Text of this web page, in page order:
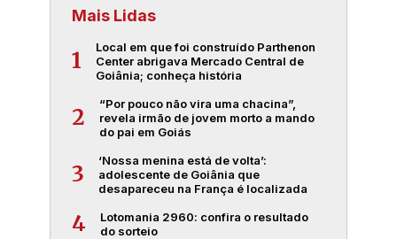
Mais Lidas
1
Local em que foi construído Parthenon
Center abrigava Mercado Central de
Goiânia; conheça história
2
“Por pouco não vira uma chacina”,
revela irmão de jovem morto a mando
do pai em Goiás
3
‘Nossa menina está de volta’:
adolescente de Goiânia que
desapareceu na França é localizada
4
Lotomania 2960: confira o resultado
do sorteio